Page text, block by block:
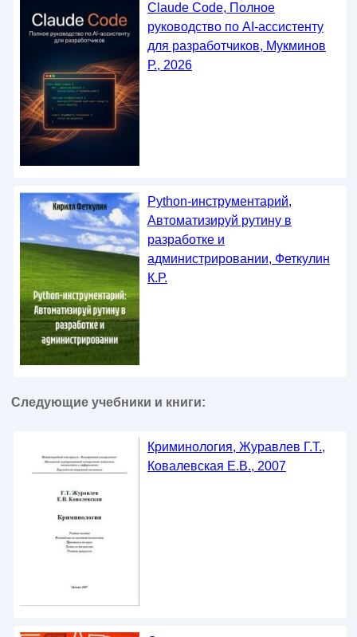
Claude Code, Полное
руководство по AI-ассистенту
для разработчиков, Мукминов
Р., 2026
Python-инструментарий,
Автоматизируй рутину в
разработке и
администрировании, Феткулин
К.Р.
Следующие учебники и книги:
Криминология, Журавлев Г.Т.,
Ковалевская Е.В., 2007